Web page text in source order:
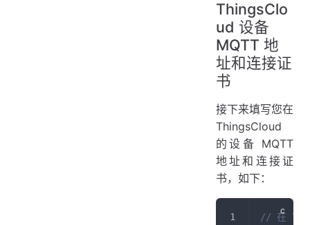
ThingsClo
ud 设备
MQTT 地
址和连接证
书
接下来填写您在
ThingsCloud
的设备 MQTT
地址和连接证
书，如下：
// 在